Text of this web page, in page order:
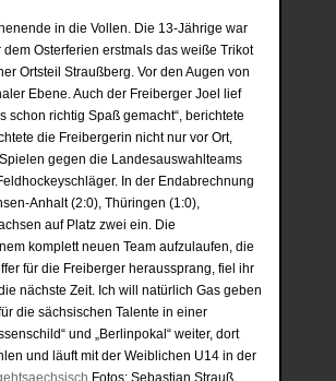
in die Vollen. Die 13-Jährige war
Osterferien erstmals das weiße Trikot
Ortsteil Straußberg. Vor den Augen von
Ebene. Auch der Freiberger Joel lief
schon richtig Spaß gemacht“, berichtete
die Freibergerin nicht nur vor Ort,
gegen die Landesauswahlteams
In der Endabrechnung
Anhalt (2:0), Thüringen (1:0),
auf Platz zwei ein. Die
komplett neuen Team aufzulaufen, die
für die Freiberger heraussprang, fiel ihr
nächste Zeit. Ich will natürlich Gas geben
die sächsischen Talente in einer
und „Berlinpokal“ weiter, dort
und läuft mit der Weiblichen U14 in der
Fotos: Sebastian Strauß,